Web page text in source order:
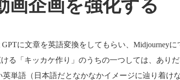
企画を強化する
に文章を英語変換をしてもらい、Midjourney
「キッカケ作り」のうちの一つしては、ありだ
英単語（日本語だとなかなかイメージに辿り着